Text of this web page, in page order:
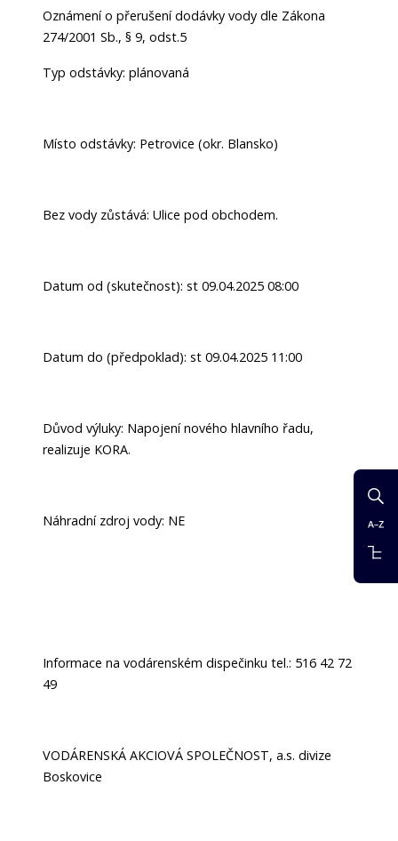
Oznámení o přerušení dodávky vody dle Zákona
274/2001 Sb., § 9, odst.5
Typ odstávky: plánovaná
Místo odstávky: Petrovice (okr. Blansko)
Bez vody zůstává: Ulice pod obchodem.
Datum od (skutečnost): st 09.04.2025 08:00
Datum do (předpoklad): st 09.04.2025 11:00
Důvod výluky: Napojení nového hlavního řadu,
realizuje KORA.
Náhradní zdroj vody: NE
Informace na vodárenském dispečinku tel.: 516 42 72
49
VODÁRENSKÁ AKCIOVÁ SPOLEČNOST, a.s. divize
Boskovice